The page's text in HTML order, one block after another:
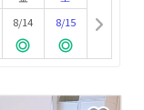
8/14
8/15